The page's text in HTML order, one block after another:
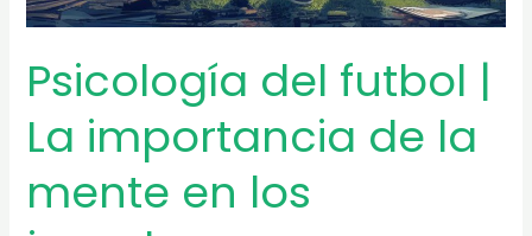
Psicología del futbol |
La importancia de la
mente en los